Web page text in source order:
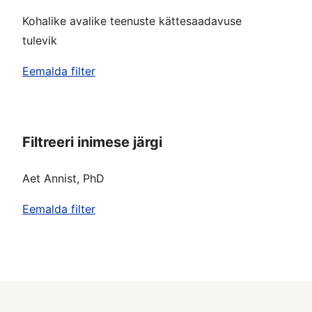
Kohalike avalike teenuste kättesaadavuse
tulevik
Eemalda filter
Filtreeri inimese järgi
Aet Annist, PhD
Eemalda filter